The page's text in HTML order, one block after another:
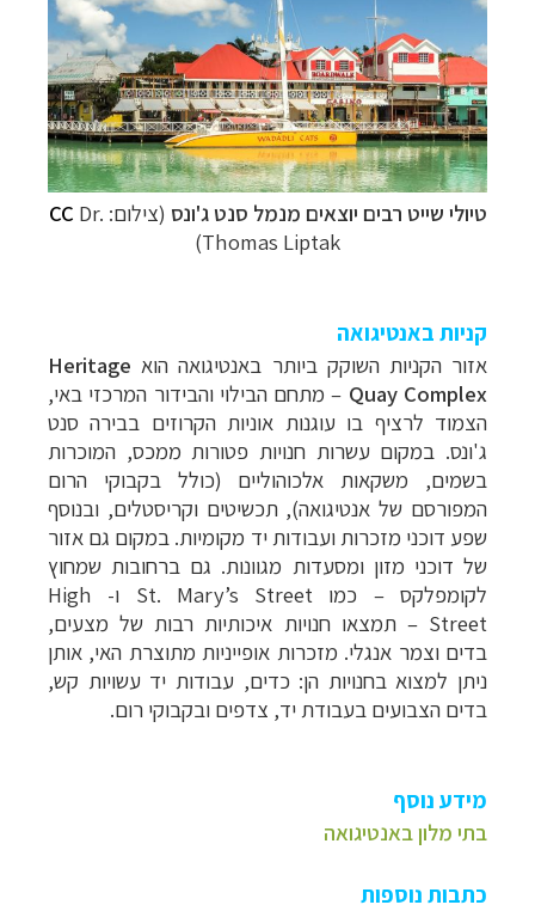
טיולי שייט רבים יוצאים מנמל סנט ג'ונס (צילום: CC Dr.
Thomas Liptak)
קניות באנטיגואה
אזור הקניות השוקק ביותר באנטיגואה הוא Heritage
Quay Complex – מתחם הבילוי והבידור המרכזי באי,
הצמוד לרציף בו עוגנות אוניות הקרוזים בבירה סנט
ג'ונס. במקום עשרות חנויות פטורות ממכס, המוכרות
בשמים, משקאות אלכוהוליים (כולל בקבוקי הרום
המפורסם של אנטיגואה), תכשיטים וקריסטלים, ובנוסף
שפע דוכני מזכרות ועבודות יד מקומיות. במקום גם אזור
של דוכני מזון ומסעדות מגוונות. גם ברחובות שמחוץ
לקומפלקס – כמו St. Mary’s Street ו- High
Street – תמצאו חנויות איכותיות רבות של מצעים,
בדים וצמר אנגלי. מזכרות אופייניות מתוצרת האי, אותן
ניתן למצוא בחנויות הן: כדים, עבודות יד עשויות קש,
בדים הצבועים בעבודת יד, צדפים ובקבוקי רום.
מידע נוסף
בתי מלון באנטיגואה
כתבות נוספות